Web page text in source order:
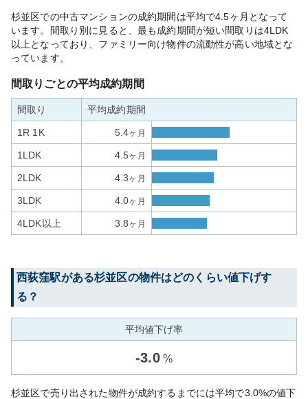
杉並区での中古マンションの成約期間は平均で4.5ヶ月となって
います。間取り別に見ると、最も成約期間が短い間取りは4LDK
以上となっており、ファミリー向け物件の流動性が高い地域とな
っています。
間取りごとの平均成約期間
間取り 平均成約期間
1R 1K 5.4ヶ月
1LDK 4.5ヶ月
2LDK 4.3ヶ月
3LDK 4.0ヶ月
4LDK以上 3.8ヶ月
西荻窪駅がある杉並区の物件はどのくらい値下げす
る？
平均値下げ率
-3.0 %
杉並区で売り出された物件が成約するまでには平均で3.0%の値下